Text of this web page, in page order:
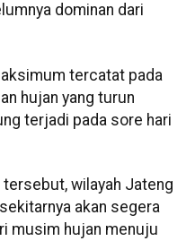
dominan dari
tercatat pada
hujan yang turun
terjadi pada sore hari
wilayah Jateng
akan segera
musim hujan menuju